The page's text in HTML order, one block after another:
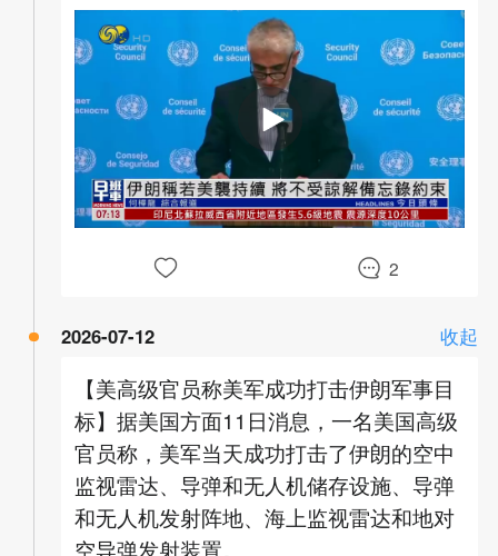
00:00 01:47
2
2026-07-12 收起
【美高级官员称美军成功打击伊朗军事目
标】据美国方面11日消息，一名美国高级
官员称，美军当天成功打击了伊朗的空中
监视雷达、导弹和无人机储存设施、导弹
和无人机发射阵地、海上监视雷达和地对
空导弹发射装置。